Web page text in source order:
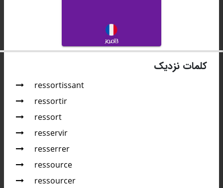
کلمات نزدیک
ressortissant
ressortir
ressort
resservir
resserrer
ressource
ressourcer